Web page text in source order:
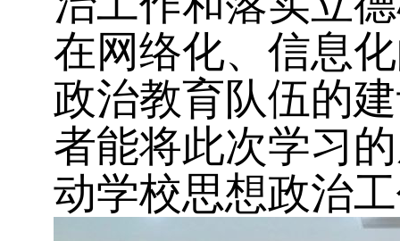
在网络化、信息
政治教育队伍的
者能将此次学习
动学校思想政治